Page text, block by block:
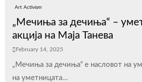
Art Activism
„Мечиња за дечиња“ –
акција на Маја Танева
February 14, 2025
„Мечиња за дечиња“ е насловот на
на уметницата...